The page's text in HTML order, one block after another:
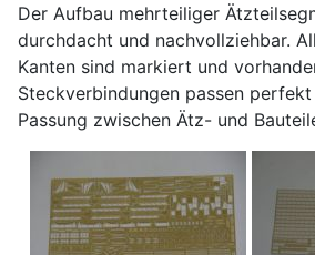
Der Aufbau mehrteiliger
durchdacht und nachvollziehbar.
Kanten sind markiert und
Steckverbindungen passen
Passung zwischen Ätz- und